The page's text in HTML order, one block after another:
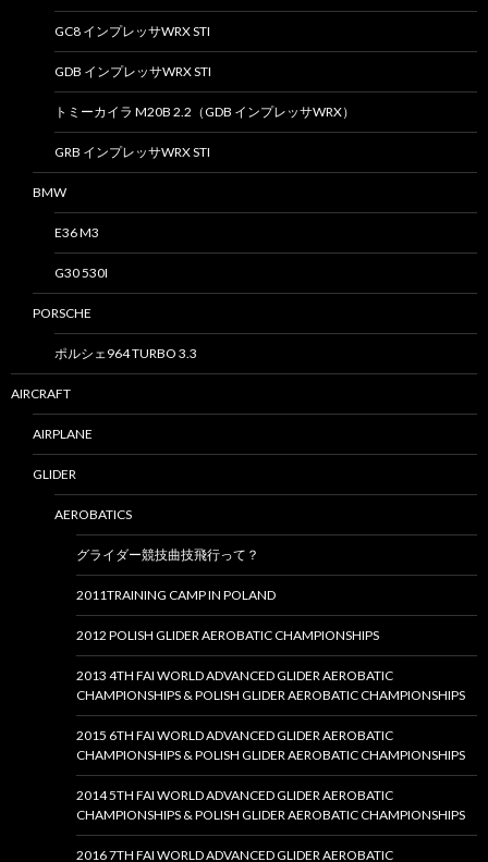
GC8 インプレッサWRX STI
GDB インプレッサWRX STI
トミーカイラ M20B 2.2（GDB インプレッサWRX）
GRB インプレッサWRX STI
BMW
E36 M3
G30 530I
PORSCHE
ポルシェ964 TURBO 3.3
AIRCRAFT
AIRPLANE
GLIDER
AEROBATICS
グライダー競技曲技飛行って？
2011TRAINING CAMP IN POLAND
2012 POLISH GLIDER AEROBATIC CHAMPIONSHIPS
2013 4TH FAI WORLD ADVANCED GLIDER AEROBATIC
CHAMPIONSHIPS & POLISH GLIDER AEROBATIC CHAMPIONSHIPS
2015 6TH FAI WORLD ADVANCED GLIDER AEROBATIC
CHAMPIONSHIPS & POLISH GLIDER AEROBATIC CHAMPIONSHIPS
2014 5TH FAI WORLD ADVANCED GLIDER AEROBATIC
CHAMPIONSHIPS & POLISH GLIDER AEROBATIC CHAMPIONSHIPS
2016 7TH FAI WORLD ADVANCED GLIDER AEROBATIC